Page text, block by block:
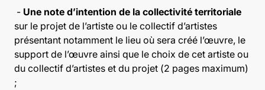
- Une note d’intention de la collectivité territoriale
sur le projet de l’artiste ou le collectif d’artistes
présentant notamment le lieu où sera créé l’œuvre, le
support de l’œuvre ainsi que le choix de cet artiste ou
du collectif d’artistes et du projet (2 pages maximum)
;